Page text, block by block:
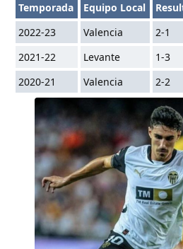
Temporada Equipo Local
2022-23
Valencia 2-1
2021-22
Levante 1-3
2020-21
Valencia 2-2